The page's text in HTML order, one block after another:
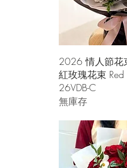
快速
2026 情人節花
紅玫瑰花束 Red
26VDB-C
無庫存